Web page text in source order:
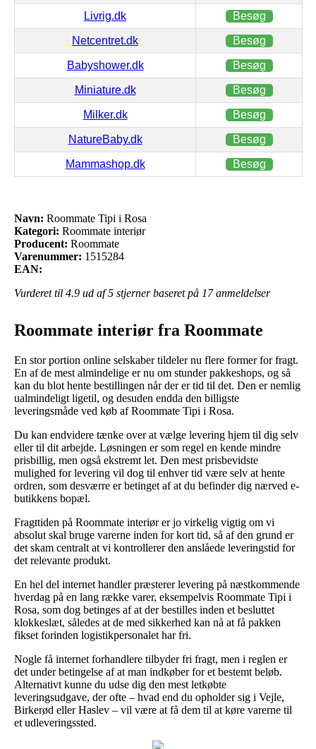
Livrig.dk Besøg
Netcentret.dk Besøg
Babyshower.dk Besøg
Miniature.dk Besøg
Milker.dk Besøg
NatureBaby.dk Besøg
Mammashop.dk Besøg
Navn: Roommate Tipi i Rosa
Kategori: Roommate interiør
Producent: Roommate
Varenummer: 1515284
EAN:
Vurderet til 4.9 ud af 5 stjerner baseret på 17anmeldelser
Roommate interiør fra Roommate
En stor portion online selskaber tildeler nu flere former for fragt.
En af de mest almindelige er nu om stunder pakkeshops, og så
kan du blot hente bestillingen når der er tid til det. Den er nemlig
ualmindeligt ligetil, og desuden endda den billigste
leveringsmåde ved køb af Roommate Tipi i Rosa.
Du kan endvidere tænke over at vælge levering hjem til dig selv
eller til dit arbejde. Løsningen er som regel en kende mindre
prisbillig, men også ekstremt let. Den mest prisbevidste
mulighed for levering vil dog til enhver tid være selv at hente
ordren, som desværre er betinget af at du befinder dig nærved e-
butikkens bopæl.
Fragttiden på Roommate interiør er jo virkelig vigtig om vi
absolut skal bruge varerne inden for kort tid, så af den grund er
det skam centralt at vi kontrollerer den anslåede leveringstid for
det relevante produkt.
En hel del internet handler præsterer levering på næstkommende
hverdag på en lang række varer, eksempelvis Roommate Tipi i
Rosa, som dog betinges af at der bestilles inden et besluttet
klokkeslæt, således at de med sikkerhed kan nå at få pakken
fikset forinden logistikpersonalet har fri.
Nogle få internet forhandlere tilbyder fri fragt, men i reglen er
det under betingelse af at man indkøber for et bestemt beløb.
Alternativt kunne du udse dig den mest letkøbte
leveringsudgave, der ofte – hvad end du opholder sig i Vejle,
Birkerød eller Haslev – vil være at få dem til at køre varerne til
et udleveringssted.